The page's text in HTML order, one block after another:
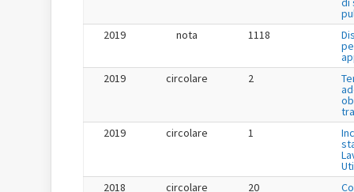
2019
nota 1118
2019
circolare 2
2019
circolare 1
2018
circolare 20